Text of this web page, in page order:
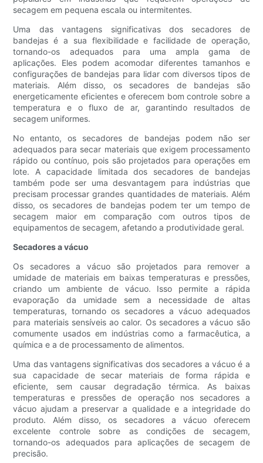
secagem em pequena escala ou intermitentes.
Uma das vantagens significativas dos secadores de
bandejas é a sua flexibilidade e facilidade de operação,
tornando-os adequados para uma ampla gama de
aplicações. Eles podem acomodar diferentes tamanhos e
configurações de bandejas para lidar com diversos tipos de
materiais. Além disso, os secadores de bandejas são
energeticamente eficientes e oferecem bom controle sobre a
temperatura e o fluxo de ar, garantindo resultados de
secagem uniformes.
No entanto, os secadores de bandejas podem não ser
adequados para secar materiais que exigem processamento
rápido ou contínuo, pois são projetados para operações em
lote. A capacidade limitada dos secadores de bandejas
também pode ser uma desvantagem para indústrias que
precisam processar grandes quantidades de materiais. Além
disso, os secadores de bandejas podem ter um tempo de
secagem maior em comparação com outros tipos de
equipamentos de secagem, afetando a produtividade geral.
Secadores a vácuo
Os secadores a vácuo são projetados para remover a
umidade de materiais em baixas temperaturas e pressões,
criando um ambiente de vácuo. Isso permite a rápida
evaporação da umidade sem a necessidade de altas
temperaturas, tornando os secadores a vácuo adequados
para materiais sensíveis ao calor. Os secadores a vácuo são
comumente usados ​​em indústrias como a farmacêutica, a
química e a de processamento de alimentos.
Uma das vantagens significativas dos secadores a vácuo é a
sua capacidade de secar materiais de forma rápida e
eficiente, sem causar degradação térmica. As baixas
temperaturas e pressões de operação nos secadores a
vácuo ajudam a preservar a qualidade e a integridade do
produto. Além disso, os secadores a vácuo oferecem
excelente controle sobre as condições de secagem,
tornando-os adequados para aplicações de secagem de
precisão.